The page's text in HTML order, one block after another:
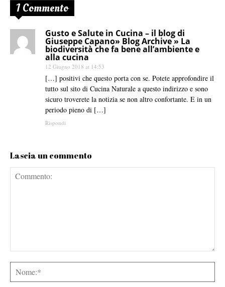
1 Commento
Gusto e Salute in Cucina – il blog di
Giuseppe Capano» Blog Archive » La
biodiversità che fa bene all’ambiente e
alla cucina
12 Giugno 2018 at 14:53
[…] positivi che questo porta con se. Potete approfondire il
tutto sul sito di Cucina Naturale a questo indirizzo e sono
sicuro troverete la notizia se non altro confortante. E in un
periodo pieno di […]
Rispondi
Lascia un commento